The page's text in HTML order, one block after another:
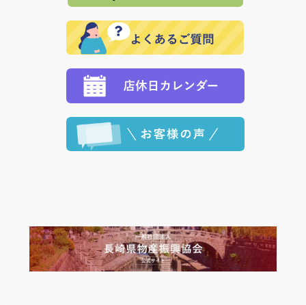
で、 それぞれ個別に送料が必要になります。
願いいたします。
定された場合は、準備出来次第の便にてお送りいたし
ます。 （到着日指定をされている場合は、ご指定の日
程に合わせてお届けいたします。）